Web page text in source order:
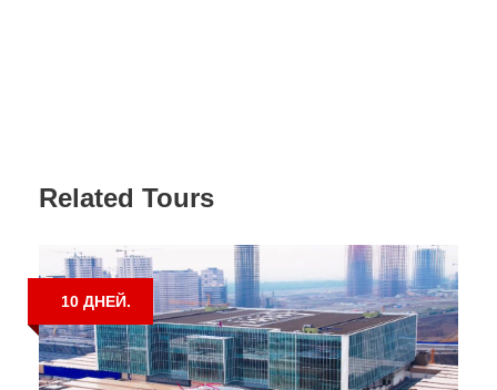
Related Tours
10 ДНЕЙ.